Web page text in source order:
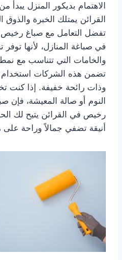
الاهتمام بديكور المنزل يبدأ
القرائن يمتلك الخبرة والذوق
تفضل التعامل مع صباغ
في صباغة المنازل، لأنها
والخامات التي تتناسب مع
تضمن هذه الشركات استخدام
وذات رائحة خفيفة. إذا كنت
النوم أو صالة المعيشة، فإن
رخيص في القرائن يتيح لك
أنيقة تضفي جمالاً وراحة على